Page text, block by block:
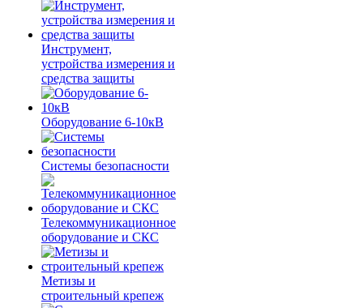
Инструмент,
устройства измерения и
средства защиты
Оборудование 6-10кВ
Системы безопасности
Телекоммуникационное
оборудование и СКС
Метизы и
строительный крепеж